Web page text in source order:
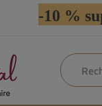
-10 %